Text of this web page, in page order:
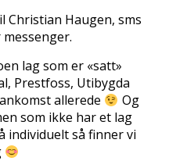
Christian Haugen, sms
lag som er «satt»
Prestfoss, Utibygda
allerede
Og
som ikke har et lag
individuelt så finner vi